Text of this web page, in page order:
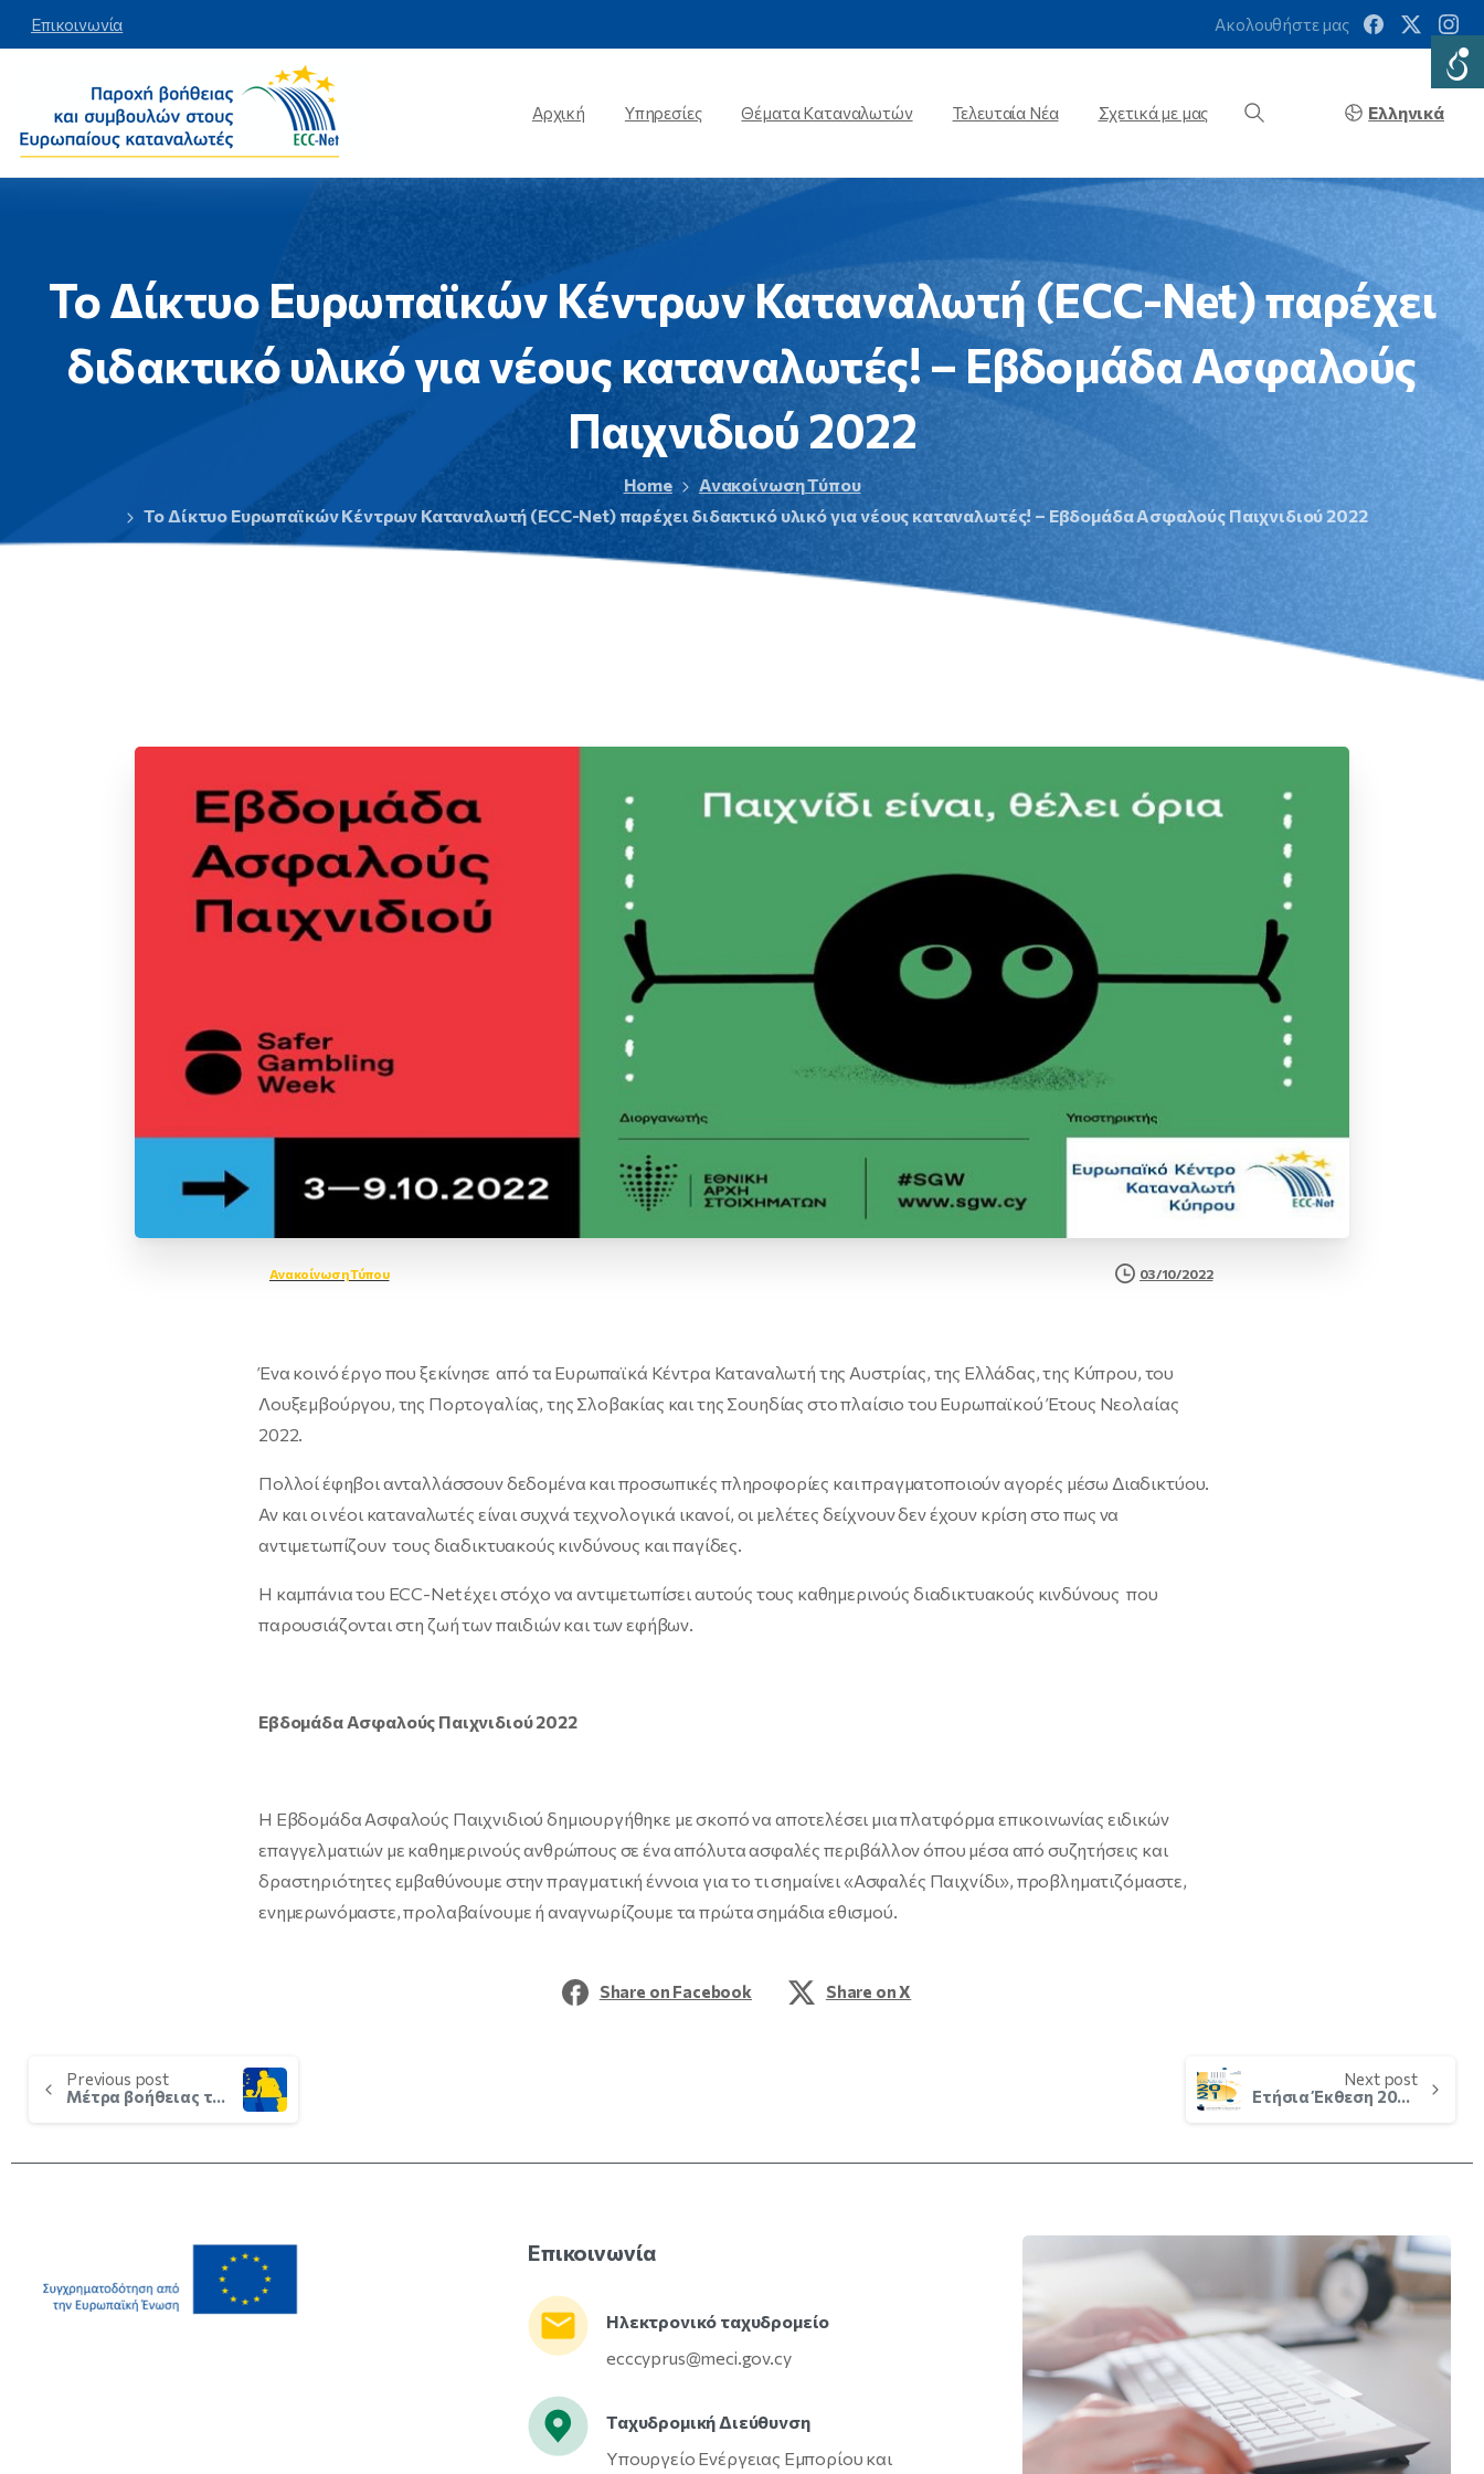
Επικοινωνία Ακολουθήστε μας
Αρχική Υπηρεσίες Θέματα Καταναλωτών Τελευταία Νέα Σχετικά με μας Ελληνικά
ΤοΔίκτυο Ευρωπαϊκών Κέντρων Καταναλωτή (ECC-Net)παρέχει
διδακτικόυλικόγιανέους καταναλωτές! – EβδομάδαΑσφαλούς
Παιχνιδιού2022
Home
Ανακοίνωση Τύπου
Το Δίκτυο Ευρωπαϊκών Κέντρων Καταναλωτή (ECC-Net) παρέχει διδακτικό υλικό για νέους καταναλωτές! – Eβδομάδα Ασφαλούς Παιχνιδιού 2022
Ανακοίνωση Τύπου 03/10/2022
Ένα κοινό έργο που ξεκίνησε από τα Ευρωπαϊκά Κέντρα Καταναλωτή της Αυστρίας, της Ελλάδας, της Κύπρου, του
Λουξεμβούργου, της Πορτογαλίας, της Σλοβακίας και της Σουηδίας στο πλαίσιο του Ευρωπαϊκού Έτους Νεολαίας
2022.
Πολλοί έφηβοι ανταλλάσσουν δεδομένα και προσωπικές πληροφορίες και πραγματοποιούν αγορές μέσω Διαδικτύου.
Αν και οι νέοι καταναλωτές είναι συχνά τεχνολογικά ικανοί, οι μελέτες δείχνουν δεν έχουν κρίση στο πως να
αντιμετωπίζουν τους διαδικτυακούς κινδύνους και παγίδες.
Η καμπάνια του ECC-Net έχει στόχο να αντιμετωπίσει αυτούς τους καθημερινούς διαδικτυακούς κινδύνους που
παρουσιάζονται στη ζωή των παιδιών και των εφήβων.
Eβδομάδα Ασφαλούς Παιχνιδιού 2022
Η Εβδομάδα Ασφαλούς Παιχνιδιού δημιουργήθηκε με σκοπό να αποτελέσει μια πλατφόρμα επικοινωνίας ειδικών
επαγγελματιών με καθημερινούς ανθρώπους σε ένα απόλυτα ασφαλές περιβάλλον όπου μέσα από συζητήσεις και
δραστηριότητες εμβαθύνουμε στην πραγματική έννοια για το τι σημαίνει «Ασφαλές Παιχνίδι», προβληματιζόμαστε,
ενημερωνόμαστε, προλαβαίνουμε ή αναγνωρίζουμε τα πρώτα σημάδια εθισμού.
Share on Facebook Share on X
Previous post
Μέτρα βοήθειας της ΕΕ για πρόσφυγες από την Ουκρανία
Next post
Ετήσια Έκθεση 2021 :Κατά τη διάρκεια του 2021, το ΕΚΚ Κύπρου διερεύνησε 351 διασυνοριακά παράπονα καταναλωτών και …
Επικοινωνία
Ηλεκτρονικό ταχυδρομείο
ecccyprus@meci.gov.cy
Ταχυδρομική Διεύθυνση
Υπουργείο Ενέργειας Εμπορίου και